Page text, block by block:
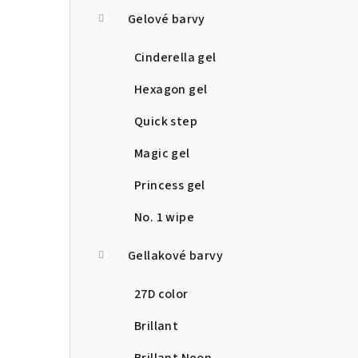
Gelové barvy
Cinderella gel
Hexagon gel
Quick step
Magic gel
Princess gel
No. 1 wipe
Gellakové barvy
27D color
Brillant